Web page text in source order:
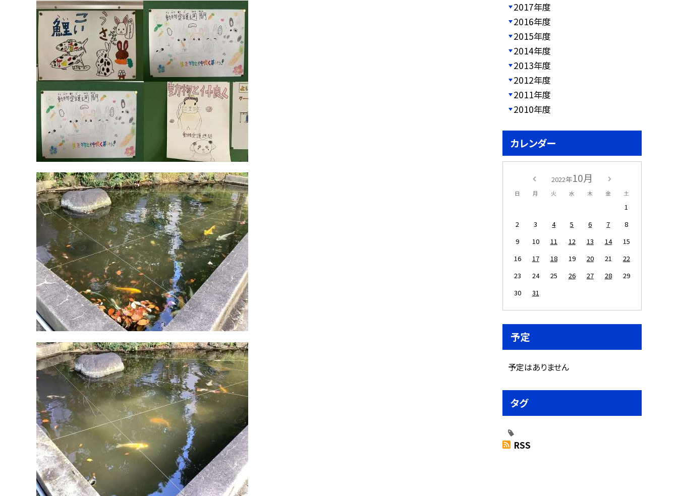
2017年度
2016年度
2015年度
2014年度
2013年度
2012年度
2011年度
2010年度
カレンダー
2022年10月
日 月 火 水 木 金 土
1
2
3 4 5 6 7
8
9
10 11 12 13 14
15
16
17 18 19 20 21
22
23
24 25 26 27 28
29
30
31
予定
予定はありません
タグ
RSS